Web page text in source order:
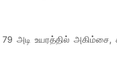
79 அடி உயரத்தில்